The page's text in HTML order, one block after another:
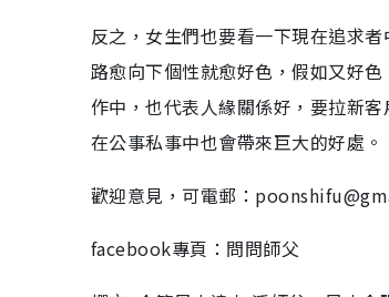
反之，女生們也要看一下現在追求
路愈向下個性就愈好色，假如又好
作中，也代表人緣關係好，要拉新
在公事私事中也會帶來巨大的好處。
歡迎意見，可電郵：
facebook專頁：問問師父